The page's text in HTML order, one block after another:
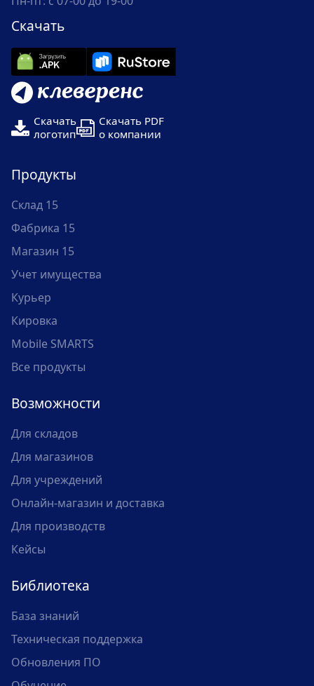
Скачать
Скачать
логотип
Скачать PDF
о компании
Продукты
Склад 15
Фабрика 15
Магазин 15
Учет имущества
Курьер
Кировка
Mobile SMARTS
Все продукты
Возможности
Для складов
Для магазинов
Для учреждений
Онлайн-магазин и доставка
Для производств
Кейсы
Библиотека
База знаний
Техническая поддержка
Обновления ПО